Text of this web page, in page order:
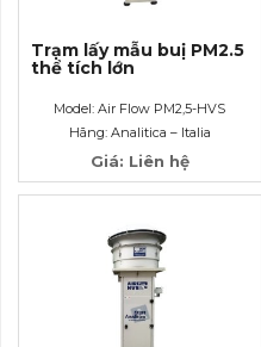
Trạm lấy mẫu buị PM2.5
thể tích lớn
Model: Air Flow PM2,5-HVS
Hãng: Analitica – Italia
Giá: Liên hệ